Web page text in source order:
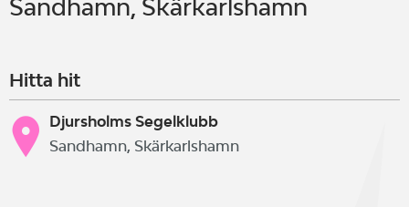
Sandhamn, Skärkarlshamn
Hitta hit
Djursholms Segelklubb
Sandhamn, Skärkarlshamn